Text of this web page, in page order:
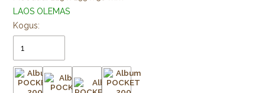
LAOS OLEMAS
Kogus: